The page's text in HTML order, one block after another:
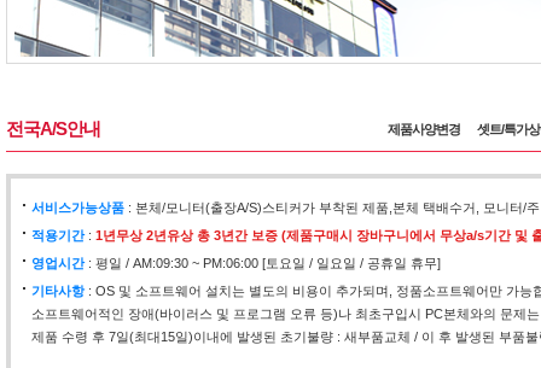
전국A/S안내 제품사양변경 셋트/특가
서비스가능상품 : 본체/모니터(출장A/S)스티커가 부착된 제품,본체 택배수거, 모니터/
적용기간: 1년무상 2년유상 총 3년간 보증 (제품구매시 장바구니에서 무상a/s기간 및
영업시간: 평일 / AM:09:30 ~ PM:06:00 [토요일 / 일요일 / 공휴일 휴무]
기타사항: OS 및 소프트웨어 설치는 별도의 비용이 추가되며, 정품소프트웨어만 가능
소프트웨어적인 장애(바이러스 및 프로그램 오류 등)나 최초구입시 PC본체와의 문제
제품 수령 후 7일(최대15일)이내에 발생된 초기불량 : 새부품교체 / 이 후 발생된 부품